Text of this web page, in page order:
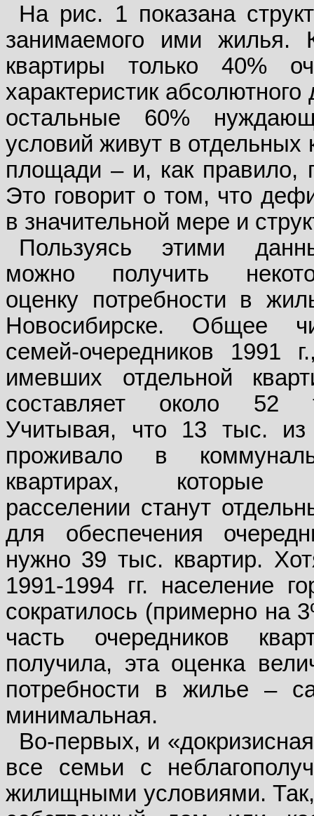
На рис. 1 показана
занимаемого ими жилья.
квартиры только 40%
характеристик
остальные 60%
условий живут в отдельных
площади – и, как правило,
Это говорит о том, что
в значительной мере и
Пользуясь этими
можно получить
оценку потребности в
Новосибирске. Общее
семей-очередников 1991
имевших отдельной
составляет около 52
Учитывая, что 13 тыс. из
проживало в
квартирах, которые
расселении станут
для обеспечения
нужно 39 тыс. квартир.
1991-1994 гг. население
сократилось (примерно на
часть очередников
получила, эта оценка
потребности в жилье –
минимальная.
Во-первых, и
все семьи с
жилищными условиями.